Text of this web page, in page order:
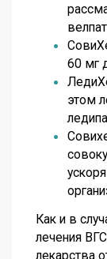
60 мг
этом
Как и в
лечения
лекарства